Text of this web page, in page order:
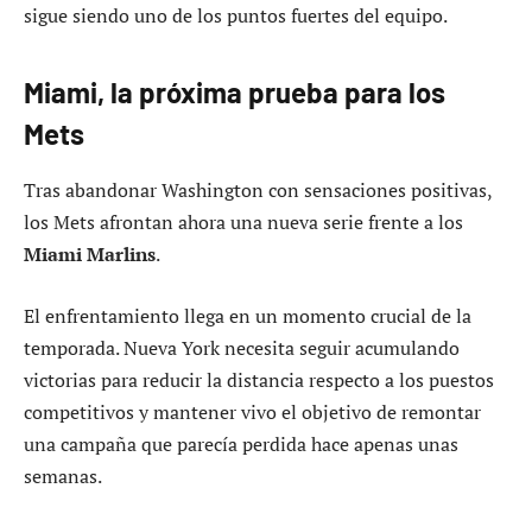
sigue siendo uno de los puntos fuertes del equipo.
Miami, la próxima prueba para los
Mets
Tras abandonar Washington con sensaciones positivas,
los Mets afrontan ahora una nueva serie frente a los
Miami Marlins.
El enfrentamiento llega en un momento crucial de la
temporada. Nueva York necesita seguir acumulando
victorias para reducir la distancia respecto a los puestos
competitivos y mantener vivo el objetivo de remontar
una campaña que parecía perdida hace apenas unas
semanas.